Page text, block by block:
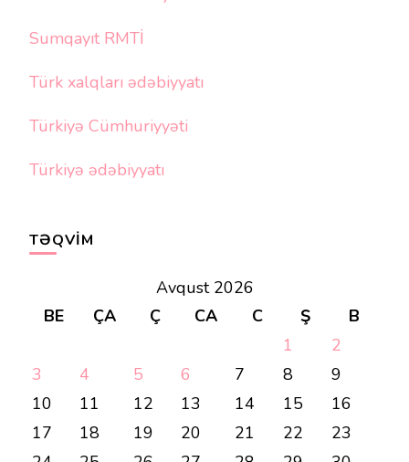
Sumqayıt RMTİ
Türk xalqları ədəbiyyatı
Türkiyə Cümhuriyyəti
Türkiyə ədəbiyyatı
TƏQVIM
Avqust 2026
BE
ÇA Ç CA C Ş
B
1
2
3
4 5 6 7 8
9
10
11 12 13 14 15
16
17
18 19 20 21 22
23